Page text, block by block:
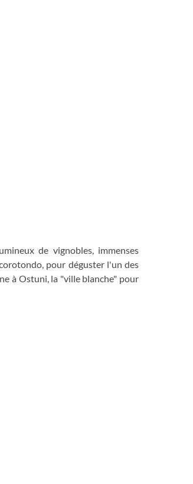
de vignobles, immenses
pour déguster l'un des
à Ostuni, la "ville blanche" pour
et qui se termine à Ostuni.